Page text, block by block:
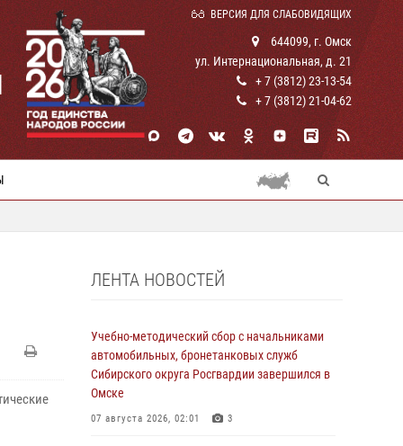
ВЕРСИЯ ДЛЯ СЛАБОВИДЯЩИХ
644099, г. Омск
ул. Интернациональная, д. 21
+ 7 (3812) 23-13-54
+ 7 (3812) 21-04-62
ЛЕНТА НОВОСТЕЙ
Учебно-методический сбор с начальниками
автомобильных, бронетанковых служб
Сибирского округа Росгвардии завершился в
Омске
07 августа 2026, 02:01 3